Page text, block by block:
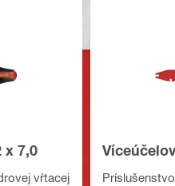
x 7,0
vŕtacej